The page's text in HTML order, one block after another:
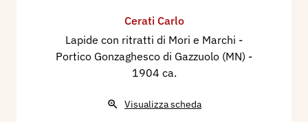
Cerati Carlo
Lapide con ritratti di Mori e Marchi -
Portico Gonzaghesco di Gazzuolo (MN) -
1904 ca.
Visualizza scheda